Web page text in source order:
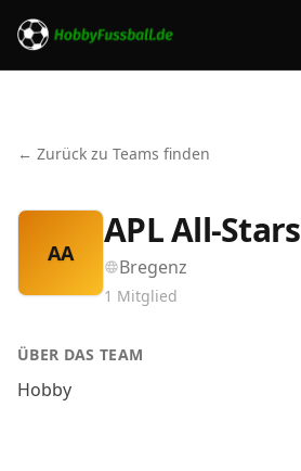
← Zurück zu Teams finden
AA
APL All-Stars
Bregenz
1 Mitglied
ÜBER DAS TEAM
Hobby